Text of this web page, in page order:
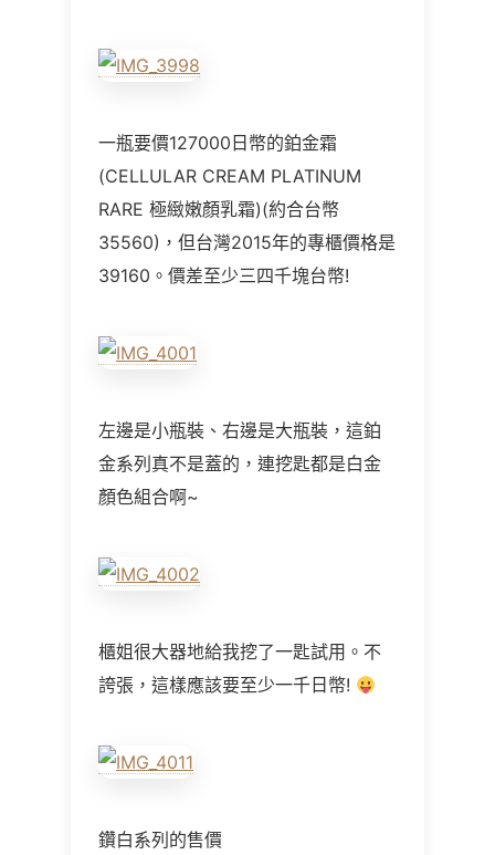
一瓶要價127000日幣的鉑金霜
(CELLULAR CREAM PLATINUM
RARE 極緻嫩顏乳霜)(約合台幣
35560)，但台灣2015年的專櫃價格是
39160。價差至少三四千塊台幣!
左邊是小瓶裝、右邊是大瓶裝，這鉑
金系列真不是蓋的，連挖匙都是白金
顏色組合啊~
櫃姐很大器地給我挖了一匙試用。不
誇張，這樣應該要至少一千日幣!
鑽白系列的售價